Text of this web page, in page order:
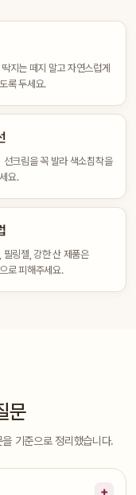
지는 떼지 말고 자연스럽게
록 두세요.
선크림을 꼭 발라 색소침착을
요.
필링젤, 강한 산 제품은
로 피해주세요.
문
기준으로 정리했습니다.